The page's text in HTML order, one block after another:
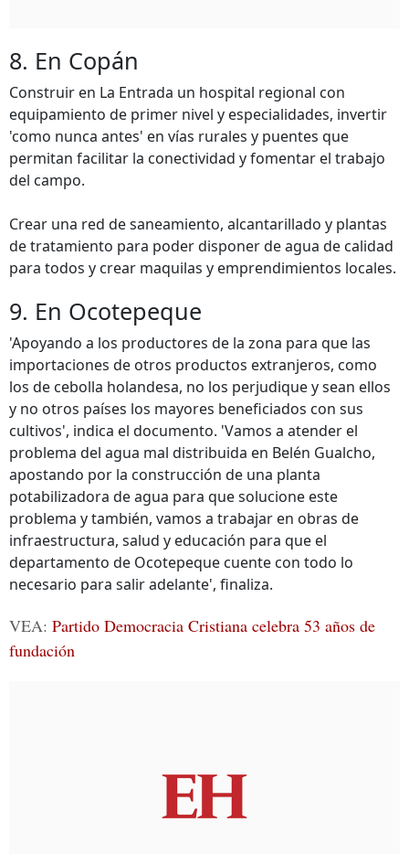
8. En Copán
Construir en La Entrada un hospital regional con
equipamiento de primer nivel y especialidades, invertir
'como nunca antes' en vías rurales y puentes que
permitan facilitar la conectividad y fomentar el trabajo
del campo.
Crear una red de saneamiento, alcantarillado y plantas
de tratamiento para poder disponer de agua de calidad
para todos y crear maquilas y emprendimientos locales.
9. En Ocotepeque
'Apoyando a los productores de la zona para que las
importaciones de otros productos extranjeros, como
los de cebolla holandesa, no los perjudique y sean ellos
y no otros países los mayores beneficiados con sus
cultivos', indica el documento. 'Vamos a atender el
problema del agua mal distribuida en Belén Gualcho,
apostando por la construcción de una planta
potabilizadora de agua para que solucione este
problema y también, vamos a trabajar en obras de
infraestructura, salud y educación para que el
departamento de Ocotepeque cuente con todo lo
necesario para salir adelante', finaliza.
VEA: Partido Democracia Cristiana celebra 53 años de
fundación